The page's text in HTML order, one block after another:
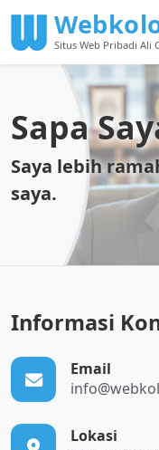
Situs Web Pribadi Ali
Sapa
Saya lebih
saya.
Informasi
Email
Lokasi